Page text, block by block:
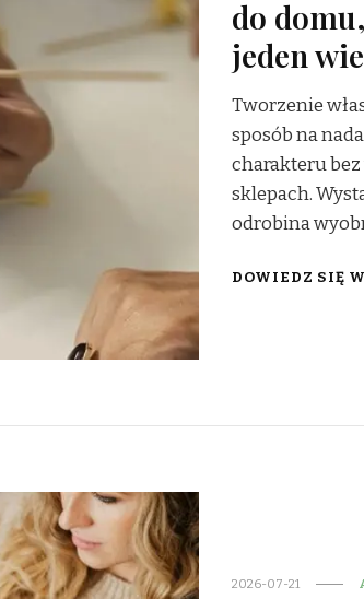
do
jeden
Tworzenie
sposób na
charakteru
sklepach.
odrobina
DOWIEDZ SIĘ
2026-07-21